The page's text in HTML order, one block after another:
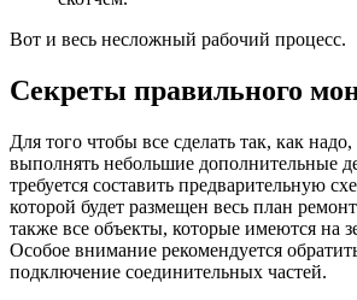
Вот и весь несложный рабочий процесс.
Секреты правильного
Для того чтобы все сделать так, как
выполнять небольшие дополнительные
требуется составить предварительную
которой будет размещен весь план
также все объекты, которые имеются на
Особое внимание рекомендуется
подключение соединительных частей.